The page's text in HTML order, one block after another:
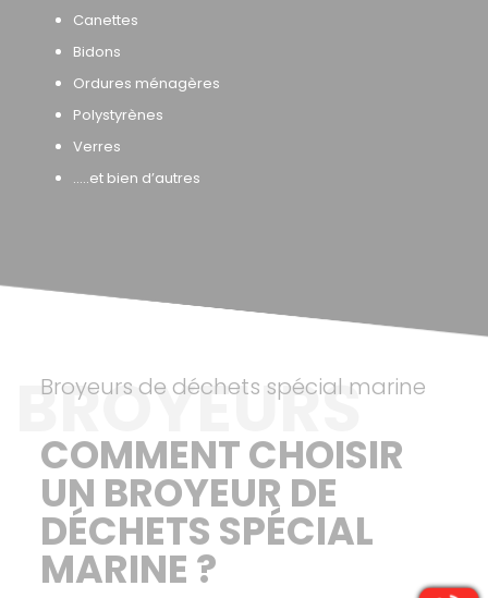
Canettes
Bidons
Ordures ménagères
Polystyrènes
Verres
…..et bien d’autres
BROYEURS
Broyeurs de déchets spécial marine
COMMENT CHOISIR
UN BROYEUR DE
DÉCHETS SPÉCIAL
MARINE ?